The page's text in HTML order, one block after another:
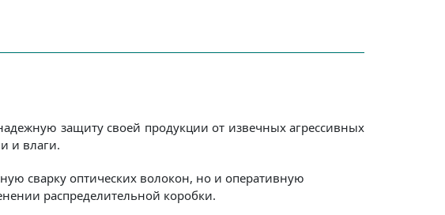
защиту своей продукции от извечных агрессивных
и влаги.
сварку оптических волокон, но и оперативную
распределительной коробки.